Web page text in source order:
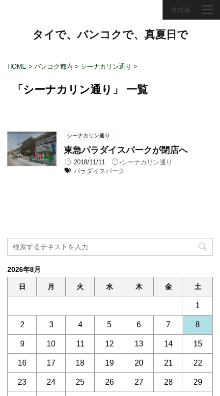
作成者
タイで、バンコクで、真夏日で
HOME > バンコク都内 > シーナカリン通り >
「シーナカリン通り」 一覧
シーナカリン通り
東急パラダイスパークが閉店へ
2018/11/11 -シーナカリン通り
パラダイスパーク
2026年8月
日 月 火 水 木 金 土
1
2 3 4 5 6 7 8
9 10 11 12 13 14 15
16 17 18 19 20 21 22
23 24 25 26 27 28 29